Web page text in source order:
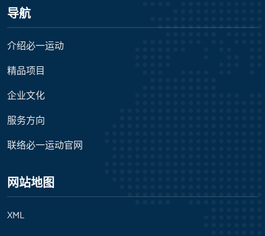
导航
介绍必一运动
精品项目
企业文化
服务方向
联络必一运动官网
网站地图
XML